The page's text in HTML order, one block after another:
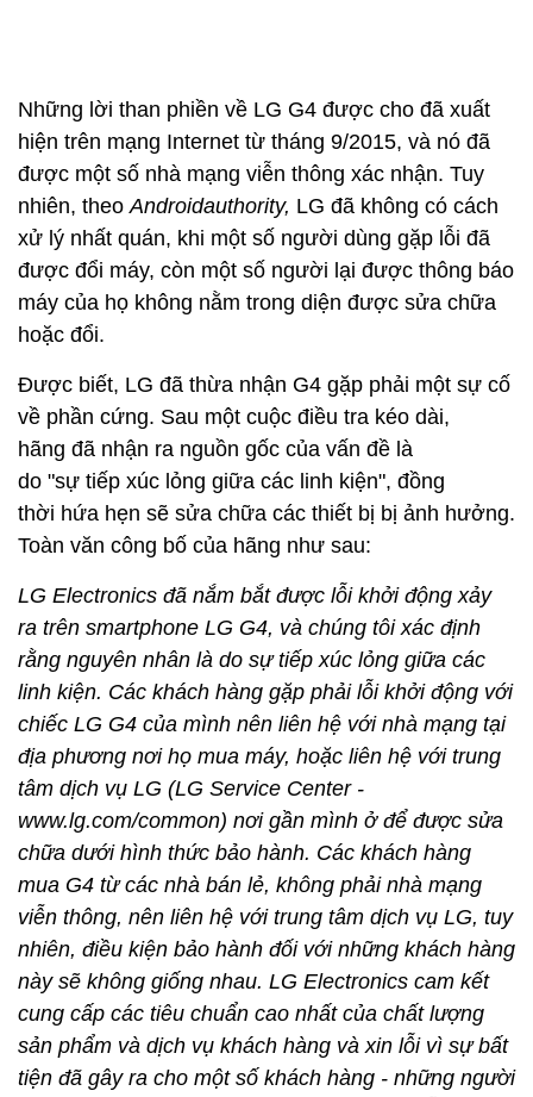
Những lời than phiền về LG G4 được cho đã xuất
hiện trên mạng Internet từ tháng 9/2015, và nó đã
được một số nhà mạng viễn thông xác nhận. Tuy
nhiên, theoAndroidauthority, LG đã không có cách
xử lý nhất quán, khi một số người dùng gặp lỗi đã
được đổi máy, còn một số người lại được thông báo
máy của họ không nằm trong diện được sửa chữa
hoặc đổi.
Được biết, LG đã thừa nhận G4 gặp phải một sự cố
về phần cứng. Sau một cuộc điều tra kéo dài,
hãng đã nhận ra nguồn gốc của vấn đề là
do "sự tiếp xúc lỏng giữa các linh kiện", đồng
thời hứa hẹn sẽ sửa chữa các thiết bị bị ảnh hưởng.
Toàn văn công bố của hãng như sau:
LG Electronics đã nắm bắt được lỗi khởi động xảy
ra trên smartphone LG G4, và chúng tôi xác định
rằng nguyên nhân là do sự tiếp xúc lỏng giữa các
linh kiện. Các khách hàng gặp phải lỗi khởi động với
chiếc LG G4 của mình nên liên hệ với nhà mạng tại
địa phương nơi họ mua máy, hoặc liên hệ với trung
tâm dịch vụ LG (LG Service Center -
www.lg.com/common) nơi gần mình ở để được sửa
chữa dưới hình thức bảo hành. Các khách hàng
mua G4 từ các nhà bán lẻ, không phải nhà mạng
viễn thông, nên liên hệ với trung tâm dịch vụ LG, tuy
nhiên, điều kiện bảo hành đối với những khách hàng
này sẽ không giống nhau. LG Electronics cam kết
cung cấp các tiêu chuẩn cao nhất của chất lượng
sản phẩm và dịch vụ khách hàng và xin lỗi vì sự bất
tiện đã gây ra cho một số khách hàng - những người